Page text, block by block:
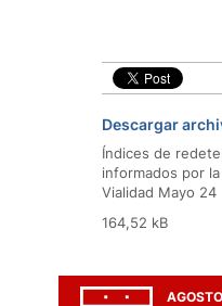
Descargar
Índices de
informados por
Vialidad Mayo 24
164,52 kB
AGOSTO